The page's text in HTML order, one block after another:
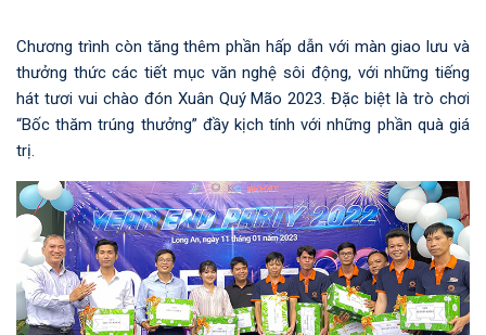
Chương trình còn tăng thêm phần hấp dẫn với màn giao lưu và
thưởng thức các tiết mục văn nghệ sôi động, với những tiếng
hát tươi vui chào đón Xuân Quý Mão 2023. Đặc biệt là trò chơi
“Bốc thăm trúng thưởng” đầy kịch tính với những phần quà giá
trị.